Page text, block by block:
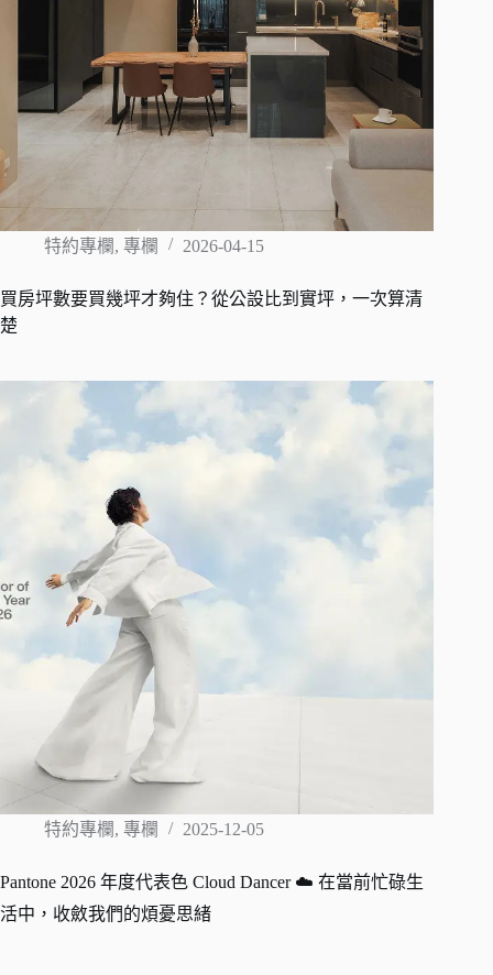
特約專欄, 專欄 2026-04-15
買房坪數要買幾坪才夠住？從公設比到實坪，一次算清
楚
特約專欄, 專欄 2025-12-05
Pantone 2026 年度代表色 Cloud Dancer ☁️ 在當前忙碌生
活中，收斂我們的煩憂思緒